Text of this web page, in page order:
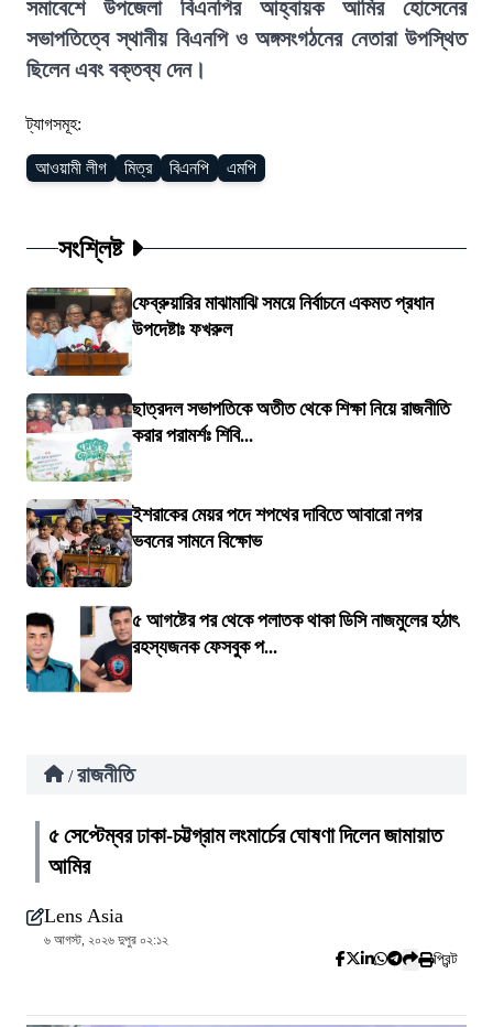
সমাবেশে উপজেলা বিএনপির আহ্বায়ক আমির হোসেনের
সভাপতিত্বে স্থানীয় বিএনপি ও অঙ্গসংগঠনের নেতারা উপস্থিত
ছিলেন এবং বক্তব্য দেন।
ট্যাগসমূহ:
আওয়ামী লীগ মিত্র বিএনপি এমপি
সংশ্লিষ্ট
ফেব্রুয়ারির মাঝামাঝি সময়ে নির্বাচনে একমত প্রধান
উপদেষ্টাঃ ফখরুল
ছাত্রদল সভাপতিকে অতীত থেকে শিক্ষা নিয়ে রাজনীতি
করার পরামর্শঃ শিবি...
ইশরাকের মেয়র পদে শপথের দাবিতে আবারো নগর
ভবনের সামনে বিক্ষোভ
৫ আগষ্টের পর থেকে পলাতক থাকা ডিসি নাজমুলের হঠাৎ
রহস্যজনক ফেসবুক প...
/ রাজনীতি
৫ সেপ্টেম্বর ঢাকা-চট্টগ্রাম লংমার্চের ঘোষণা দিলেন জামায়াত
আমির
Lens Asia
৬ আগস্ট, ২০২৬ দুপুর ০২:১২
প্রিন্ট